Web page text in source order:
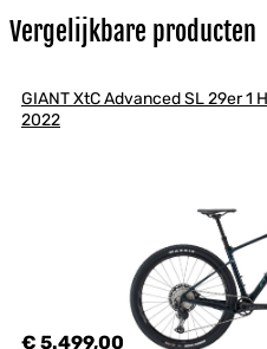
Vergelijkbare producten
GIANT XtC Advanced SL 29er 1
2022
€ 5.499,00